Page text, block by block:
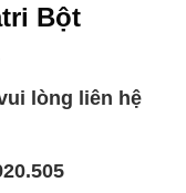
Bột
lòng liên hệ